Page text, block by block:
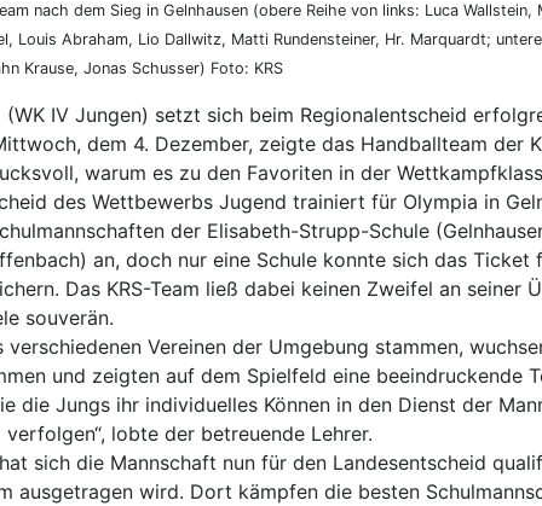
nach dem Sieg in Gelnhausen (obere Reihe von links: Luca Wallstein,
Louis Abraham, Lio Dallwitz, Matti Rundensteiner, Hr. Marquardt;
Krause, Jonas Schusser) Foto: KRS
(WK IV Jungen) setzt sich beim Regionalentscheid
dem 4. Dezember, zeigte das Handballteam der
warum es zu den Favoriten in der
des Wettbewerbs Jugend trainiert für Olympia in
der Elisabeth-Strupp-Schule
an, doch nur eine Schule konnte sich das Ticket
Das KRS-Team ließ dabei keinen Zweifel an seiner
souverän.
verschiedenen Vereinen der Umgebung stammen,
und zeigten auf dem Spielfeld eine beeindruckende
die Jungs ihr individuelles Können in den Dienst der
lobte der betreuende Lehrer.
sich die Mannschaft nun für den Landesentscheid
ausgetragen wird. Dort kämpfen die besten